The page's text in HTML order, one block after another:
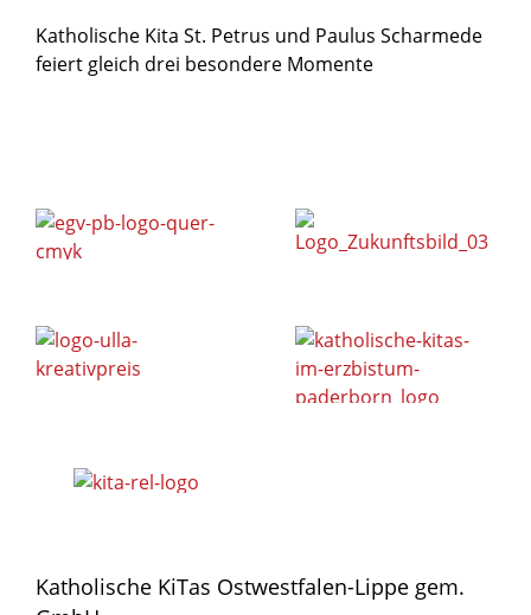
Katholische Kita St. Petrus und Paulus Scharmede
feiert gleich drei besondere Momente
Katholische KiTas Ostwestfalen-Lippe gem.